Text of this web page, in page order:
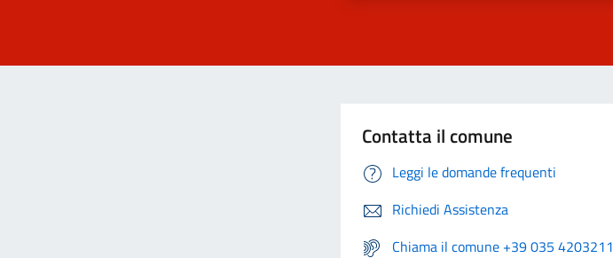
Contatta il comune
Leggi le domande frequenti
Richiedi Assistenza
Chiama il comune +39 035 4203211